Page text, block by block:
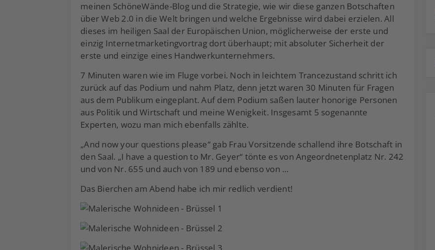
meinen SchöneWände-Blog und die Strategie, wie wir diese ganzen Botschaften
über Web 2.0 in die Welt bringen und welche Ergebnisse wird dabei erzielen. All
dieses im heiligen Saal der Europäischen Union, möglicherweise der erste und
einzig Internetmarketingvortrag dort überhaupt; mit absoluter Sicherheit der
erste und einzige eines Handwerkunternehmers.
7 Minuten waren wie im Fluge vorbei. Noch in leichtem Trancezustand schritt ich
zurück auf das Podium und nahm Platz, denn jetzt waren 30 Minuten für Fragen
aus dem Publikum eingeplant. Auf dem Podium saßen lauter honorige Personen
aus Politik und Wirtschaft und meine Wenigkeit. Insgesamt 5 sogenannte
Experten, wozu man mich ebenfalls zählte.
„And now your questions please“ gab Frau Vorsitzende schallend ihre Botschaft in
den Saal. „I have a question to Mr. Geyer“ tönte es von Angeordnetenplatz Nr. 242
und von Nr. 655 und auch von 189 und ebenso von …
Das Bierchen am Abend habe ich mir redlich verdient!